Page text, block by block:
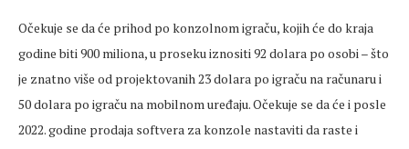
Očekuje se da će prihod po konzolnom igraču, kojih će do kraja
godine biti 900 miliona, u proseku iznositi 92 dolara po osobi – što
je znatno više od projektovanih 23 dolara po igraču na računaru i
50 dolara po igraču na mobilnom uređaju. Očekuje se da će i posle
2022. godine prodaja softvera za konzole nastaviti da raste i